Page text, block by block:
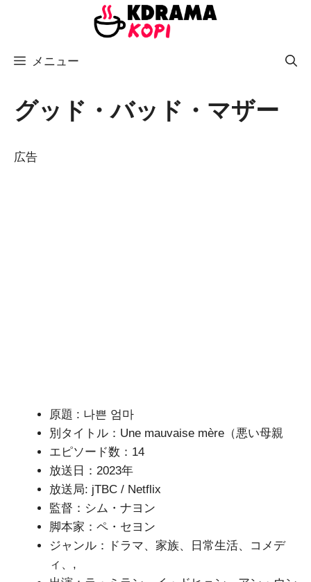
メニュー
グッド・バッド・マザー
広告
原題 : 나쁜 엄마
別タイトル：Une mauvaise mère（悪い母親
エピソード数：14
放送日：2023年
放送局: jTBC / Netflix
監督：シム・ナヨン
脚本家：ペ・セヨン
ジャンル：ドラマ、家族、日常生活、コメデ
ィ、,